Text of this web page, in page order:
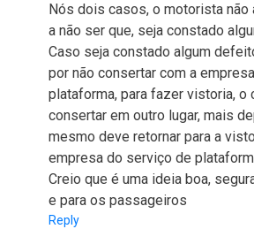
Nós dois casos, o motorista não
a não ser que, seja constado
Caso seja constado algum
por não consertar com a
plataforma, para fazer vistoria, o
consertar em outro lugar, mais
mesmo deve retornar para a
empresa do serviço de
Creio que é uma ideia boa,
e para os passageiros
Reply